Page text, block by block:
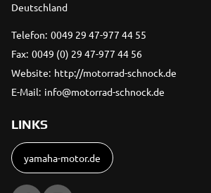
Deutschland
Telefon: 0049 29 47-977 44 55
Fax: 0049 (0) 29 47-977 44 56
Website: http://motorrad-schnock.de
E-Mail: info@motorrad-schnock.de
LINKS
yamaha-motor.de